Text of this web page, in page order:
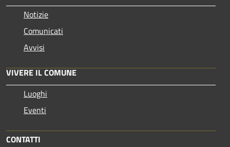
Notizie
Comunicati
Avvisi
VIVERE IL COMUNE
Luoghi
Eventi
CONTATTI